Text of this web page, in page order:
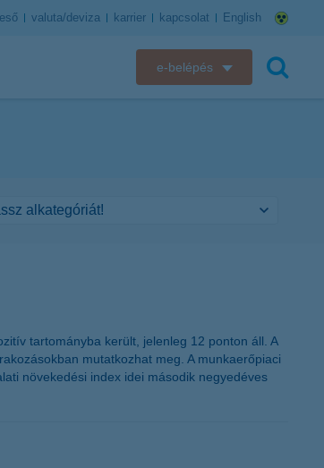
valuta/deviza karrier kapcsolat English
e-belépés
K&H e-kártyafelület
tartományba került, jelenleg 12 ponton áll. A
mutatkozhat meg. A munkaerőpiaci
növekedési index idei második negyedéves